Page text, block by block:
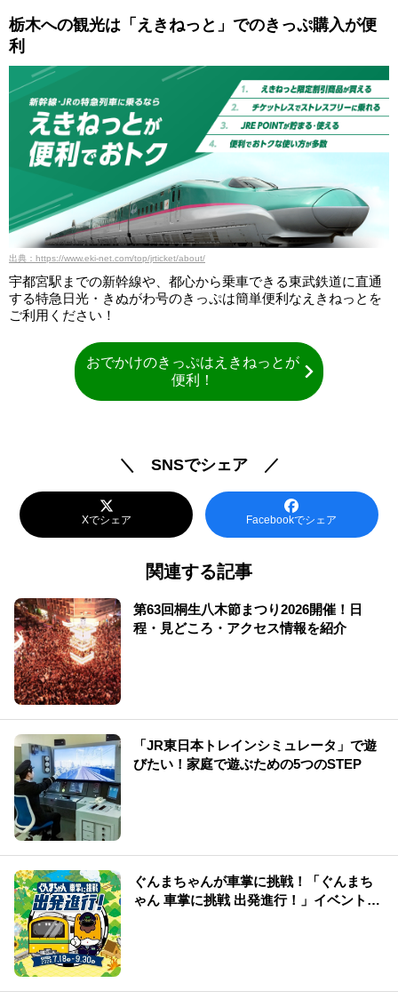
栃木への観光は「えきねっと」でのきっぷ購入が便
利
出典：https://www.eki-net.com/top/jrticket/about/
宇都宮駅までの新幹線や、都心から乗車できる東武鉄道に直通
する特急日光・きぬがわ号のきっぷは簡単便利なえきねっとを
ご利用ください！
おでかけのきっぷはえきねっとが
便利！
＼ SNSでシェア ／
Xでシェア Facebookでシェア
関連する記事
第63回桐生八木節まつり2026開催！日
程・見どころ・アクセス情報を紹介
「JR東日本トレインシミュレータ」で遊
びたい！家庭で遊ぶための5つのSTEP
ぐんまちゃんが車掌に挑戦！「ぐんまち
ゃん 車掌に挑戦 出発進行！」イベント情